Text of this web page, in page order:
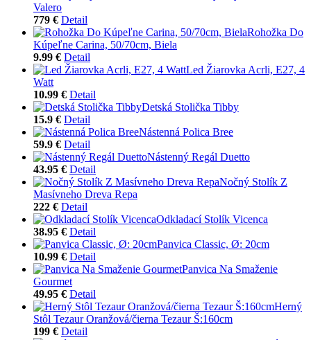
Valero
779 € Detail
Rohožka Do
Kúpeľne Carina, 50/70cm, Biela
9.99 € Detail
Led Žiarovka Acrli, E27, 4
Watt
10.99 € Detail
Detská Stolička Tibby
15.9 € Detail
Nástenná Polica Bree
59.9 € Detail
Nástenný Regál Duetto
43.95 € Detail
Nočný Stolík Z
Masívneho Dreva Repa
222 € Detail
Odkladací Stolík Vicenca
38.95 € Detail
Panvica Classic, Ø: 20cm
10.99 € Detail
Panvica Na Smaženie
Gourmet
49.95 € Detail
Herný
Stôl Tezaur Oranžová/čierna Tezaur Š:160cm
199 € Detail